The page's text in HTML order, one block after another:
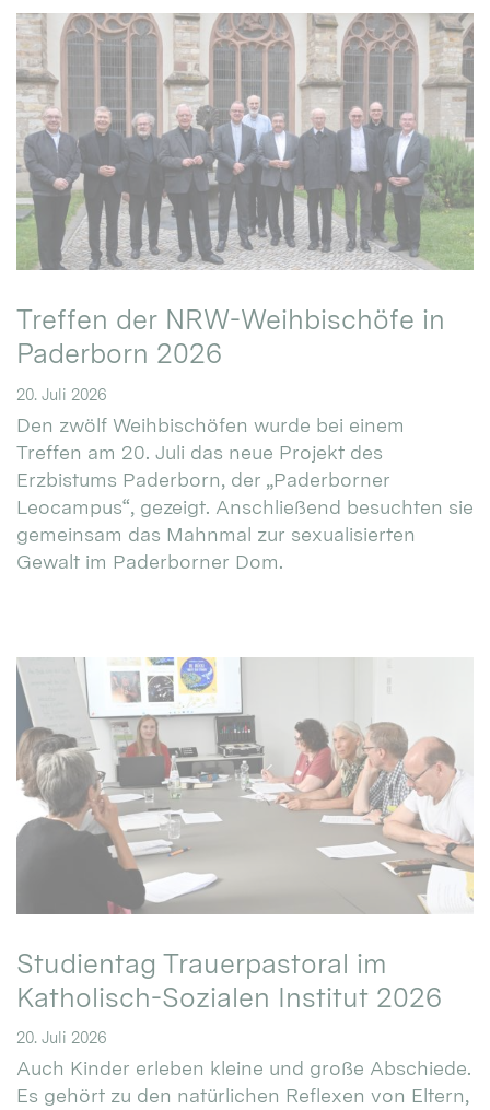
Treffen der NRW-Weihbischöfe in
Paderborn 2026
20. Juli 2026
Den zwölf Weihbischöfen wurde bei einem
Treffen am 20. Juli das neue Projekt des
Erzbistums Paderborn, der „Paderborner
Leocampus“, gezeigt. Anschließend besuchten sie
gemeinsam das Mahnmal zur sexualisierten
Gewalt im Paderborner Dom.
Studientag Trauerpastoral im
Katholisch-Sozialen Institut 2026
20. Juli 2026
Auch Kinder erleben kleine und große Abschiede.
Es gehört zu den natürlichen Reflexen von Eltern,